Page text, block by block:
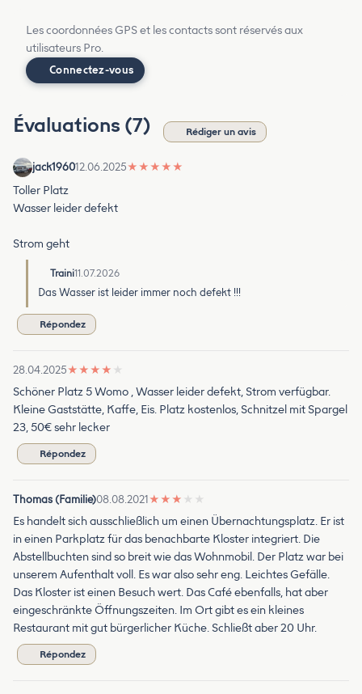
Les coordonnées GPS et les contacts sont réservés aux
utilisateurs Pro.
Connectez-vous
Évaluations (7) Rédiger un avis
jack196012.06.2025★ ★ ★ ★ ★
Toller Platz
Wasser leider defekt
Strom geht
Traini11.07.2026
Das Wasser ist leider immer noch defekt !!!
Répondez
28.04.2025★ ★ ★ ★ ★
Schöner Platz 5 Womo , Wasser leider defekt, Strom verfügbar.
Kleine Gaststätte, Kaffe, Eis. Platz kostenlos, Schnitzel mit Spargel
23, 50€ sehr lecker
Répondez
Thomas (Familie)08.08.2021★ ★ ★ ★ ★
Es handelt sich ausschließlich um einen Übernachtungsplatz. Er ist
in einen Parkplatz für das benachbarte Kloster integriert. Die
Abstellbuchten sind so breit wie das Wohnmobil. Der Platz war bei
unserem Aufenthalt voll. Es war also sehr eng. Leichtes Gefälle.
Das Kloster ist einen Besuch wert. Das Café ebenfalls, hat aber
eingeschränkte Öffnungszeiten. Im Ort gibt es ein kleines
Restaurant mit gut bürgerlicher Küche. Schließt aber 20 Uhr.
Répondez